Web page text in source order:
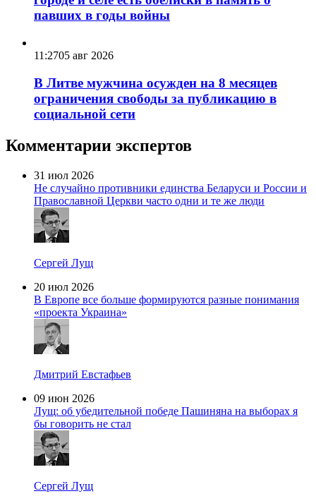
павших в годы войны
11:2705 авг 2026
В Литве мужчина осужден на 8 месяцев
ограничения свободы за публикацию в
социальной сети
Комментарии экспертов
31 июл 2026
Не случайно противники единства Беларуси и России и
Православной Церкви часто одни и те же люди
Сергей Лущ
20 июл 2026
В Европе все больше формируются разные понимания
«проекта Украина»
Дмитрий Евстафьев
09 июн 2026
Лущ: об убедительной победе Пашиняна на выборах я
бы говорить не стал
Сергей Лущ